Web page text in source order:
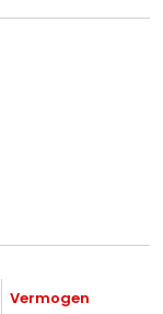
Vermogen